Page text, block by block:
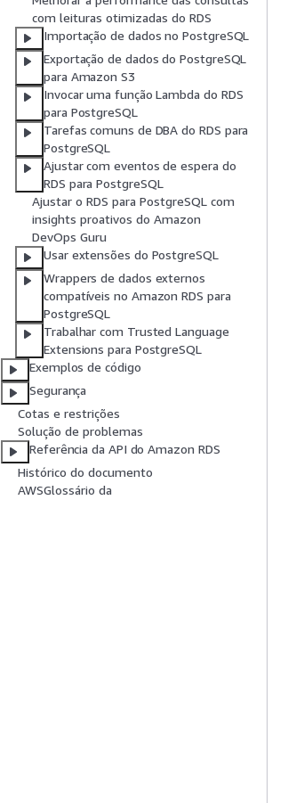
com leituras otimizadas do RDS
Importação de dados no PostgreSQL
Exportação de dados do PostgreSQL
para Amazon S3
Invocar uma função Lambda do RDS
para PostgreSQL
Tarefas comuns de DBA do RDS para
PostgreSQL
Ajustar com eventos de espera do
RDS para PostgreSQL
Ajustar o RDS para PostgreSQL com
insights proativos do Amazon
DevOps Guru
Usar extensões do PostgreSQL
Wrappers de dados externos
compatíveis no Amazon RDS para
PostgreSQL
Trabalhar com Trusted Language
Extensions para PostgreSQL
Exemplos de código
Segurança
Cotas e restrições
Solução de problemas
Referência da API do Amazon RDS
Histórico do documento
AWSGlossário da